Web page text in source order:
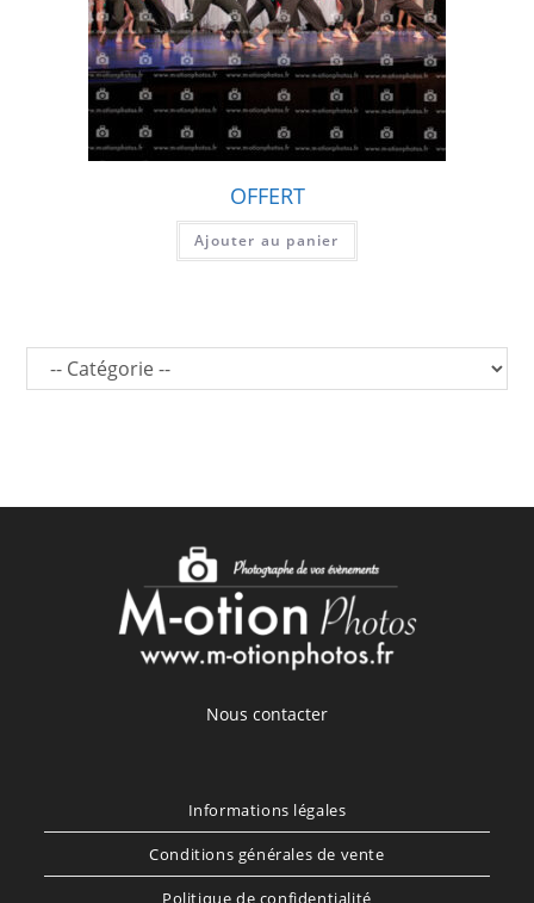
OFFERT
Ajouter au panier
Nous contacter
Informations légales
Conditions générales de vente